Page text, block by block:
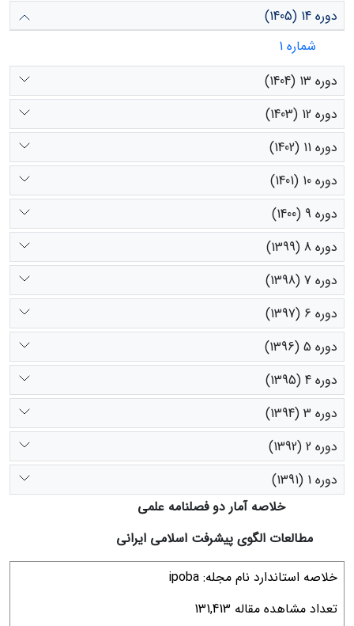
دوره 14 (1405)
شماره 1
دوره 13 (1404)
دوره 12 (1403)
دوره 11 (1402)
دوره 10 (1401)
دوره 9 (1400)
دوره 8 (1399)
دوره 7 (1398)
دوره 6 (1397)
دوره 5 (1396)
دوره 4 (1395)
دوره 3 (1394)
دوره 2 (1392)
دوره 1 (1391)
خلاصه آمار دو فصلنامه علمی
مطالعات الگوی پیشرفت اسلامی ایرانی
خلاصه استاندارد نام مجله: ipoba
تعداد مشاهده مقاله 131,413